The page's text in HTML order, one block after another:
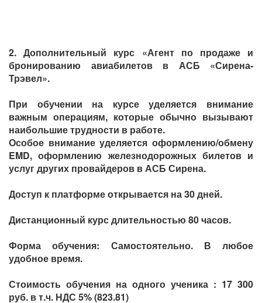
2. Дополнительный курс «Агент по продаже и
бронированию авиабилетов в АСБ «Сирена-
Трэвел».
При обучении на курсе уделяется внимание
важным операциям, которые обычно вызывают
наибольшие трудности в работе.
Особое внимание уделяется оформлению/обмену
EMD, оформлению железнодорожных билетов и
услуг других провайдеров в АСБ Сирена.
Доступ к платформе открывается на 30 дней.
Дистанционный курс длительностью 80 часов.
Форма обучения: Самостоятельно. В любое
удобное время.
Стоимость обучения на одного ученика : 17 300
руб. в т.ч. НДС 5% (823.81)